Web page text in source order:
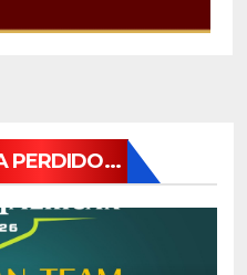
PERDIDO...